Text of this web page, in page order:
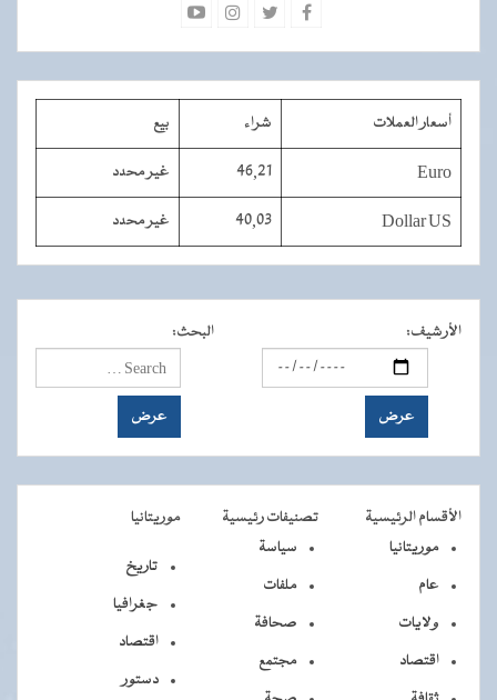
أسعار العملات شراء بيع
Euro
46,21 غير محدد
Dollar US
40,03 غير محدد
الأرشيف: البحث:
الأقسام الرئيسية تصنيفات رئيسية
موريتانيا
موريتانيا
عام
ولايات
اقتصاد
سياسة
ملفات
صحافة
مجتمع
تاريخ
جغرافيا
اقتصاد
دستور